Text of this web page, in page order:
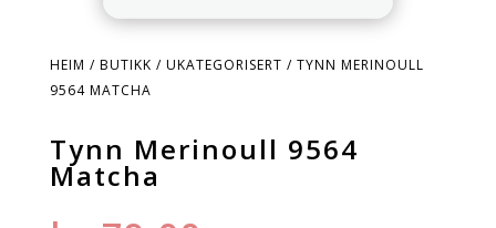
HEIM / BUTIKK / UKATEGORISERT / TYNN MERINOULL
9564 MATCHA
Tynn Merinoull 9564
Matcha